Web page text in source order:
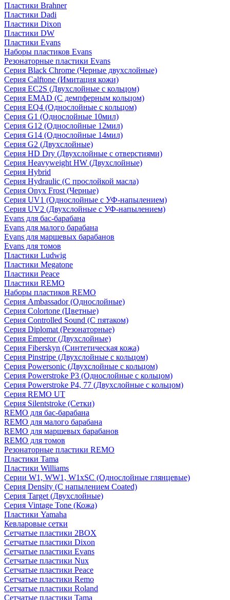
Пластики Brahner
Пластики Dadi
Пластики Dixon
Пластики DW
Пластики Evans
Наборы пластиков Evans
Резонаторные пластики Evans
Серия Black Chrome (Черные двухслойные)
Серия Calftone (Имитация кожи)
Серия EC2S (Двухслойные с кольцом)
Серия EMAD (С демпферным кольцом)
Серия EQ4 (Однослойные с кольцом)
Серия G1 (Однослойные 10мил)
Серия G12 (Однослойные 12мил)
Серия G14 (Однослойные 14мил)
Серия G2 (Двухслойные)
Серия HD Dry (Двухслойные с отверстиями)
Серия Heavyweight HW (Двухслойные)
Серия Hybrid
Серия Hydraulic (С прослойкой масла)
Серия Onyx Frost (Черные)
Серия UV1 (Однослойные с УФ-напылением)
Серия UV2 (Двухслойные с УФ-напылением)
Evans для бас-барабана
Evans для малого барабана
Evans для маршевых барабанов
Evans для томов
Пластики Ludwig
Пластики Megatone
Пластики Peace
Пластики REMO
Наборы пластиков REMO
Серия Ambassador (Однослойные)
Серия Colortone (Цветные)
Серия Controlled Sound (С пятаком)
Серия Diplomat (Резонаторные)
Серия Emperor (Двухслойные)
Серия Fiberskyn (Синтетическая кожа)
Серия Pinstripe (Двухслойные с кольцом)
Серия Powersonic (Двухслойные с кольцом)
Серия Powerstroke P3 (Однослойные с кольцом)
Серия Powerstroke P4, 77 (Двухслойные с кольцом)
Серия REMO UT
Серия Silentstroke (Сетки)
REMO для бас-барабана
REMO для малого барабана
REMO для маршевых барабанов
REMO для томов
Резонаторные пластики REMO
Пластики Tama
Пластики Williams
Серии W1, WW1, W1xSC (Однослойные глянцевые)
Серия Density (C напылением Coated)
Серия Target (Двухслойные)
Серия Vintage Tone (Кожа)
Пластики Yamaha
Кевларовые сетки
Сетчатые пластики 2BOX
Сетчатые пластики Dixon
Сетчатые пластики Evans
Сетчатые пластики Nux
Сетчатые пластики Peace
Сетчатые пластики Remo
Сетчатые пластики Roland
Сетчатые пластики Tama